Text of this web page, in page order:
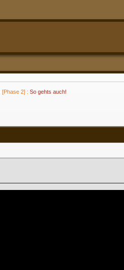
[Phase 2] : So gehts auch!